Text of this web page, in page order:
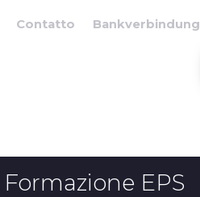
Contatto Bankverbindung
Formazione EPS